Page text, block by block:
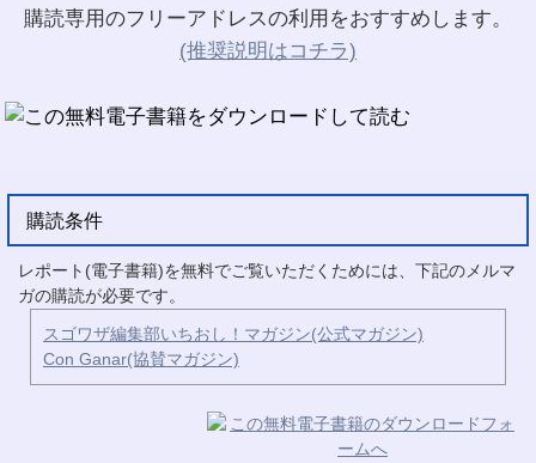
購読専用のフリーアドレスの利用をおすすめします。
(推奨説明はコチラ)
購読条件
レポート(電子書籍)を無料でご覧いただくためには、下記のメルマ
ガの購読が必要です。
スゴワザ編集部いちおし！マガジン(公式マガジン)
Con Ganar(協賛マガジン)